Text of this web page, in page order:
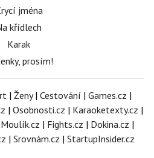
jména
křídlech
Karak
prosím!
| Ženy| Cestování | Games.cz |
| Osobnosti.cz | Karaoketexty.cz |
Moulík.cz | Fights.cz | Dokina.cz |
| Srovnám.cz | StartupInsider.cz